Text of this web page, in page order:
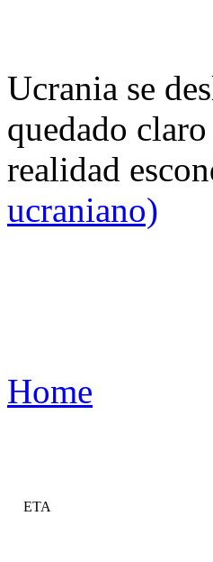
Ucrania se
quedado
realidad
ucraniano)
Home
ETA